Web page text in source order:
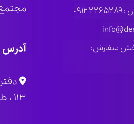
سفارش:
مجتمع
آدرس
۱۱۳ ، طبقه چهار واحد ۴۰۳